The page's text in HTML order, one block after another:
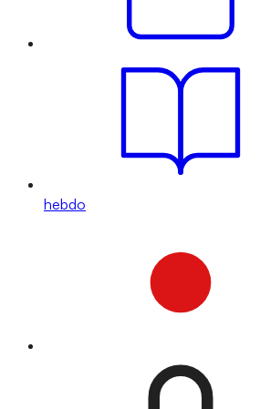
hebdo